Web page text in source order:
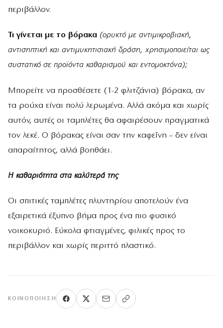
περιβάλλον.
Τι γίνεται με το βόρακα (ορυκτό με αντιμικροβιακή,
αντισηπτική και αντιμυκητισιακή δράση, xρησιμοποιείται ως
συστατικό σε προϊόντα καθαρισμού και εντομοκτόνα);
Μπορείτε να προσθέσετε (1-2 φλιτζάνια) βόρακα, αν
τα ρούχα είναι πολύ λερωμένα. Αλλά ακόμα και χωρίς
αυτόν, αυτές οι ταμπλέτες θα αφαιρέσουν πραγματικά
τον λεκέ. Ο βόρακας είναι σαν την καφεΐνη – δεν είναι
απαραίτητος, αλλά βοηθάει.
Η καθαριότητα στα καλύτερά της
Οι σπιτικές ταμπλέτες πλυντηρίου αποτελούν ένα
εξαιρετικά έξυπνο βήμα προς ένα πιο φυσικό
νοικοκυριό. Εύκολα φτιαγμένες, φιλικές προς το
περιβάλλον και χωρίς περιττό πλαστικό.
ΚΟΙΝΟΠΟΊΗΣΗ